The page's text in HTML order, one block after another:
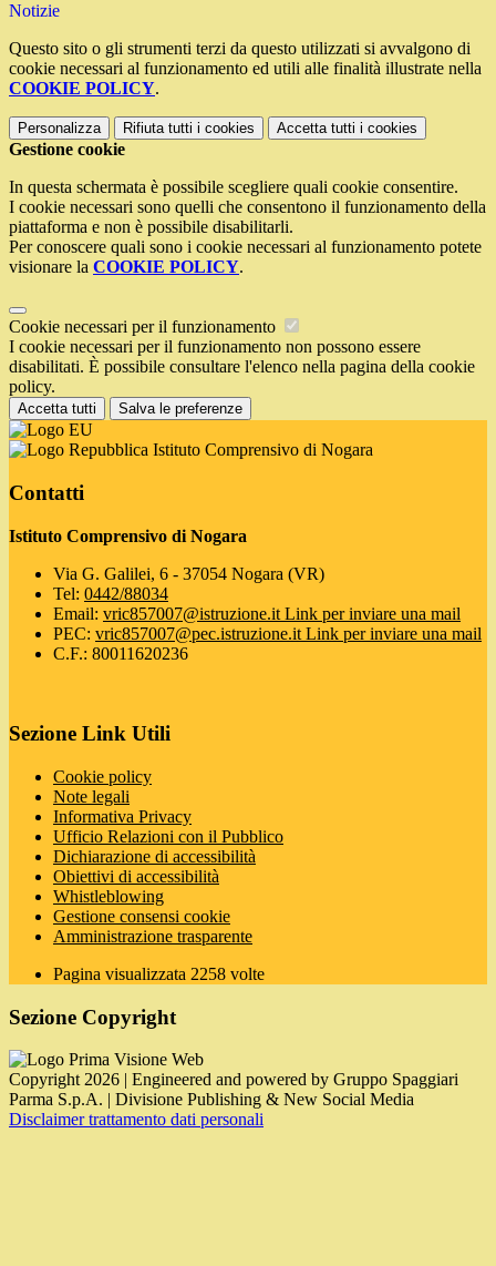
Notizie
Questo sito o gli strumenti terzi da questo utilizzati si avvalgono di
cookie necessari al funzionamento ed utili alle finalità illustrate nella
COOKIE POLICY.
Personalizza Rifiuta tutti i cookies Accetta tutti i cookies
Gestione cookie
In questa schermata è possibile scegliere quali cookie consentire.
I cookie necessari sono quelli che consentono il funzionamento della
piattaforma e non è possibile disabilitarli.
Per conoscere quali sono i cookie necessari al funzionamento potete
visionare la COOKIE POLICY.
Cookie necessari per il funzionamento
I cookie necessari per il funzionamento non possono essere
disabilitati. È possibile consultare l'elenco nella pagina della cookie
policy.
Accetta tutti Salva le preferenze
Istituto Comprensivo di Nogara
Contatti
Istituto Comprensivo di Nogara
Via G. Galilei, 6 - 37054 Nogara (VR)
Tel: 0442/88034
Email: vric857007@istruzione.it Link per inviare una mail
PEC: vric857007@pec.istruzione.it Link per inviare una mail
C.F.: 80011620236
Sezione Link Utili
Cookie policy
Note legali
Informativa Privacy
Ufficio Relazioni con il Pubblico
Dichiarazione di accessibilità
Obiettivi di accessibilità
Whistleblowing
Gestione consensi cookie
Amministrazione trasparente
Pagina visualizzata 2258 volte
Sezione Copyright
Copyright 2026 | Engineered and powered by Gruppo Spaggiari
Parma S.p.A. | Divisione Publishing & New Social Media
Disclaimer trattamento dati personali